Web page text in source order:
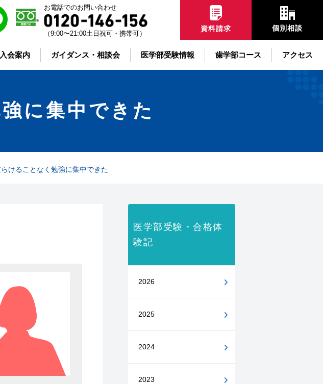
お電話でのお問い合わせ
（9:00〜21:00土日祝可・携帯可）
資料請求 個別相談
入会案内 ガイダンス・相談会 医学部受験情報 歯学部コース アクセス
に集中できた
らけることなく勉強に集中できた
医学部受験・合格体
験記
2026
2025
2024
2023